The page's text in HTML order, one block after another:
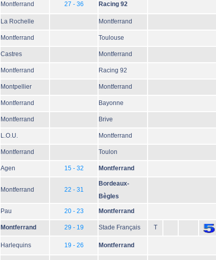
Montferrand 27 - 36 Racing 92
La Rochelle Montferrand
Montferrand Toulouse
Castres Montferrand
Montferrand Racing 92
Montpellier Montferrand
Montferrand Bayonne
Montferrand Brive
L.O.U. Montferrand
Montferrand Toulon
Agen 15 - 32 Montferrand
Montferrand 22 - 31
Bordeaux-
Bègles
Pau 20 - 23 Montferrand
Montferrand 29 - 19 Stade Français T
Harlequins 19 - 26 Montferrand